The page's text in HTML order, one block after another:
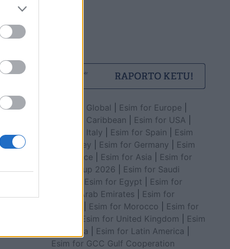
Esim for Global Esim for Europe
Esim for Caribbean
Esim for USA
Esim for Italy
Esim for Spain
Esim
for Turkey
Esim for Germany
Esim
for Greece
Esim for Asia
Esim for
World Cup 2026
Esim for Saudi
Esim for Egypt
Esim for
United Arab Emirates
Esim for
Esim for Morocco
Esim for
Esim for United Kingdom
Esim
for Africa
Esim for Latin America
Esim for GCC Gulf Cooperation